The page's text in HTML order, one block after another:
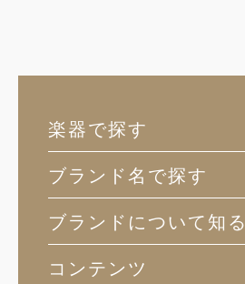
楽器で探す
ブランド名で探す
ブランドについて知る
コンテンツ